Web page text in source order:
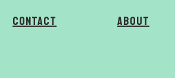
Contact About